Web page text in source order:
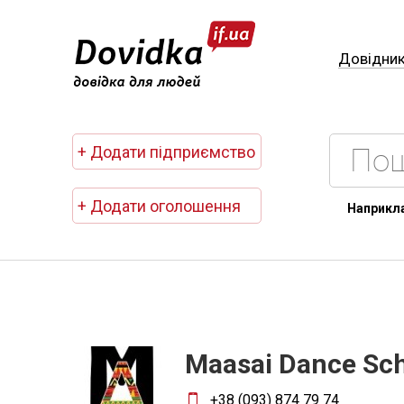
+ Додати підприємство
+ Додати оголошення
Maasai Dance
+38 (093) 874 79 74